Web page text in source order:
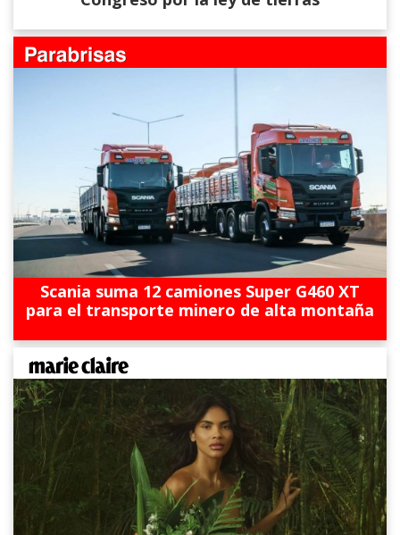
Scania suma 12 camiones Super G460 XT
para el transporte minero de alta montaña